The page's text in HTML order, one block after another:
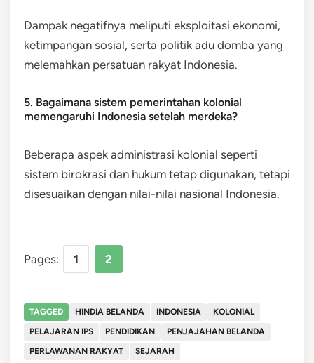
Dampak negatifnya meliputi eksploitasi ekonomi,
ketimpangan sosial, serta politik adu domba yang
melemahkan persatuan rakyat Indonesia.
5. Bagaimana sistem pemerintahan kolonial
memengaruhi Indonesia setelah merdeka?
Beberapa aspek administrasi kolonial seperti
sistem birokrasi dan hukum tetap digunakan, tetapi
disesuaikan dengan nilai-nilai nasional Indonesia.
Pages: 1 2
TAGGED HINDIA BELANDA INDONESIA
KOLONIAL
PELAJARAN IPS
PENDIDIKAN
PENJAJAHAN BELANDA
PERLAWANAN RAKYAT
SEJARAH